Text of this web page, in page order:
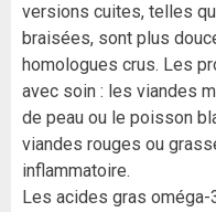
versions cuites, telles
braisées, sont plus
homologues crus. Les
avec soin : les viandes
de peau ou le poisson
viandes rouges ou
inflammatoire.
Les acides gras